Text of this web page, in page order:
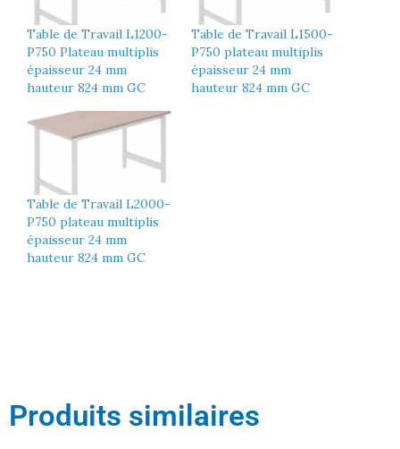
Table de Travail L1200-
P750 Plateau multiplis
épaisseur 24 mm
hauteur 824 mm GC
Table de Travail L1500-
P750 plateau multiplis
épaisseur 24 mm
hauteur 824 mm GC
Table de Travail L2000-
P750 plateau multiplis
épaisseur 24 mm
hauteur 824 mm GC
Produits similaires